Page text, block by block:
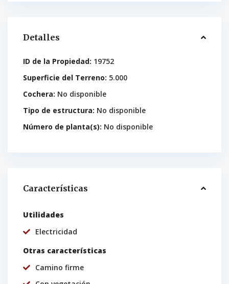
Detalles
ID de la Propiedad: 19752
Superficie del Terreno: 5.000
Cochera: No disponible
Tipo de estructura: No disponible
Número de planta(s): No disponible
Características
Utilidades
Electricidad
Otras características
Camino firme